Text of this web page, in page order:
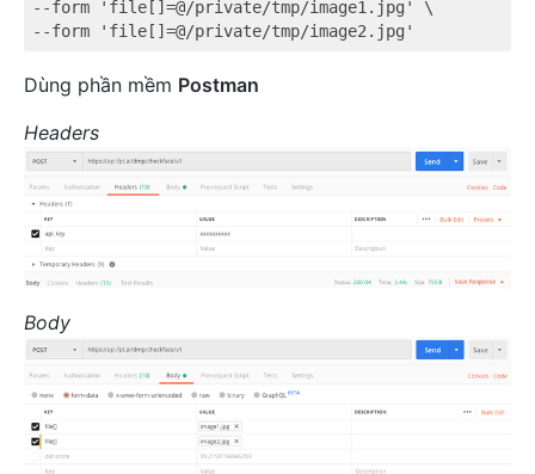
--form 'file[]=@/private/tmp/image1.jpg' \
Dùng phần mềm Postman
Headers
Body